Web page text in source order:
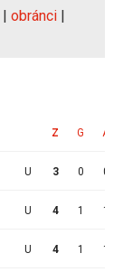
| obránci |
Z G A
U 3 0 0
U 4 1 1
U 4 1 1